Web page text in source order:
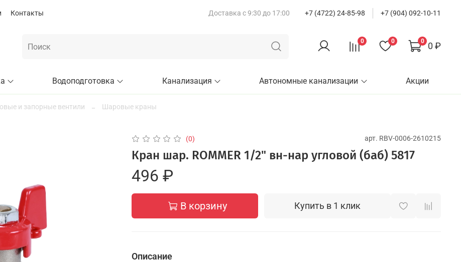
Контакты Доставка с 9:30 до 17:00 +7 (4722) 24-85-98 +7 (904) 092-10-11
0 0 0 0 ₽
Водоподготовка Канализация Автономные канализации Акции
и запорные вентили Шаровые краны
(0) арт. RBV-0006-2610215
Кран шар. ROMMER 1/2" вн-нар угловой (баб) 5817
496 ₽
В корзину Купить в 1 клик
Описание